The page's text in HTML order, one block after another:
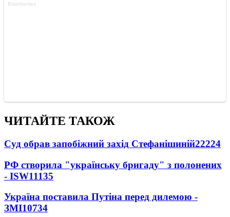
ЧИТАЙТЕ ТАКОЖ
Суд обрав запобіжний захід Стефанішиній22224
РФ створила "українську бригаду" з полонених
- ISW11135
Україна поставила Путіна перед дилемою -
ЗМІ10734